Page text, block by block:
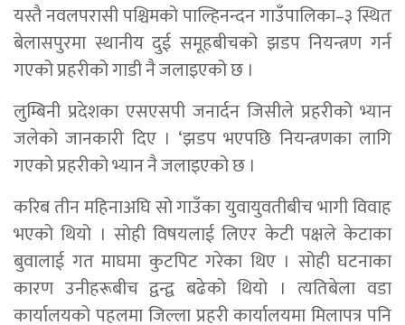
यस्तै नवलपरासी पश्चिमको पाल्हिनन्दन गाउँपालिका–३ स्थित
बेलासपुरमा स्थानीय दुई समूहबीचको झडप नियन्त्रण गर्न
गएको प्रहरीको गाडी नै जलाइएको छ ।
लुम्बिनी प्रदेशका एसएसपी जनार्दन जिसीले प्रहरीको भ्यान
जलेको जानकारी दिए । ‘झडप भएपछि नियन्त्रणका लागि
गएको प्रहरीको भ्यान नै जलाइएको छ ।
करिब तीन महिनाअघि सो गाउँका युवायुवतीबीच भागी विवाह
भएको थियो । सोही विषयलाई लिएर केटी पक्षले केटाका
बुवालाई गत माघमा कुटपिट गरेका थिए । सोही घटनाका
कारण उनीहरूबीच द्वन्द्व बढेको थियो । त्यतिबेला वडा
कार्यालयको पहलमा जिल्ला प्रहरी कार्यालयमा मिलापत्र पनि